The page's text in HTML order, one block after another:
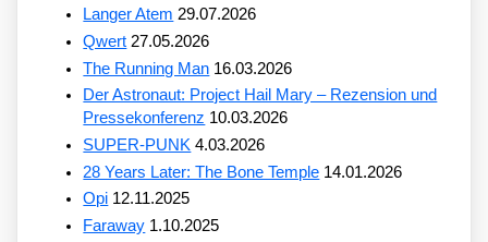
Langer Atem 29.07.2026
Qwert 27.05.2026
The Running Man 16.03.2026
Der Astronaut: Project Hail Mary – Rezension und
Pressekonferenz 10.03.2026
SUPER-PUNK 4.03.2026
28 Years Later: The Bone Temple 14.01.2026
Opi 12.11.2025
Faraway 1.10.2025